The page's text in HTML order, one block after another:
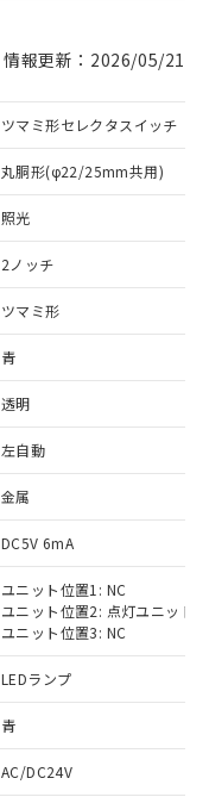
情報更新：2026/05/21
ツマミ形セレクタスイッチ
丸胴形(φ22/25mm共用)
照光
2ノッチ
ツマミ形
青
透明
左自動
金属
DC5V 6mA
ユニット位置1: NC
ユニット位置2: 点灯ユニット
ユニット位置3: NC
LEDランプ
青
AC/DC24V